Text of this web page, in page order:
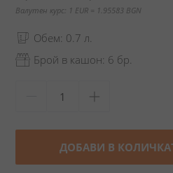
Валутен курс: 1 EUR = 1.95583 BGN
Обем: 0.7 л.
Брой в кашон: 6 бр.
ДОБАВИ В